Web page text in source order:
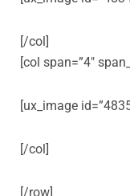
[/col]
[col span=”4″
[ux_image
[/col]
[/row]